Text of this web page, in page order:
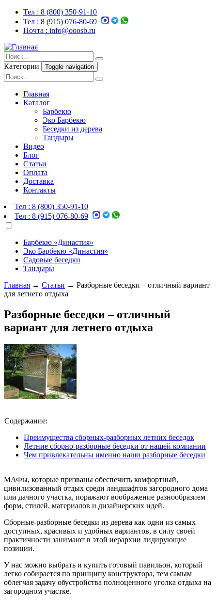
Тел : 8 (800) 350-91-10
Тел : 8 (915) 076-80-69
Почта : info@ooosb.ru
Категории Toggle navigation
Главная
Каталог
Барбекю
Эко Барбекю
Беседки из дерева
Тандыры
Видео
Блог
Статьи
Оплата
Доставка
Контакты
Тел : 8 (800) 350-91-10
Тел : 8 (915) 076-80-69
Барбекю «Династия»
Эко Барбекю «Династия»
Садовые беседки
Тандыры
Главная → Статьи → Разборные беседки – отличный вариант
для летнего отдыха
Разборные беседки – отличный
вариант для летнего отдыха
Содержание:
Преимущества сборных-разборных летних беседок
Летние сборно-разборные беседки от нашей компании
Чем привлекательны именно наши разборные беседки
МАФы, которые призваны обеспечить комфортный,
цивилизованный отдых среди ландшафтов загородного дома
или дачного участка, поражают воображение разнообразием
форм, стилей, материалов и дизайнерских идей.
Сборные-разборные беседки из дерева как одни из самых
доступных, красивых и удобных вариантов, в силу своей
практичности занимают в этой иерархии лидирующие
позиции.
У нас можно выбрать и купить готовый павильон, который
легко собирается по принципу конструктора, тем самым
облегчая задачу обустройства полноценного уголка отдыха на
загородном участке.